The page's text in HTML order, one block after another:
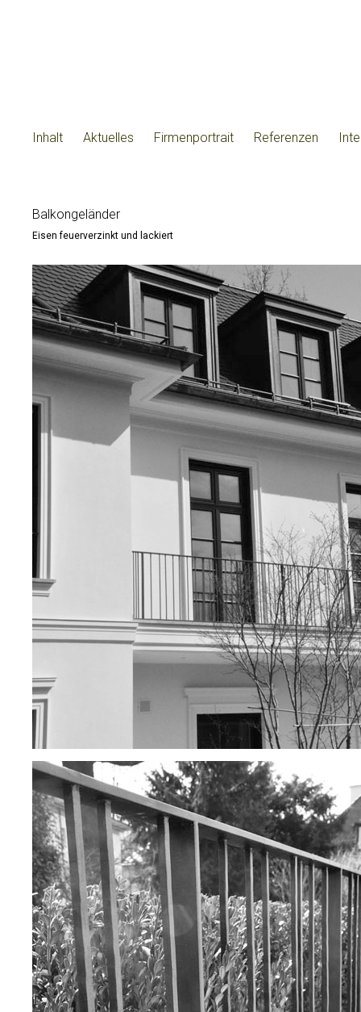
Inhalt Aktuelles Firmenportrait Referenzen
Balkongeländer
Eisen feuerverzinkt und lackiert